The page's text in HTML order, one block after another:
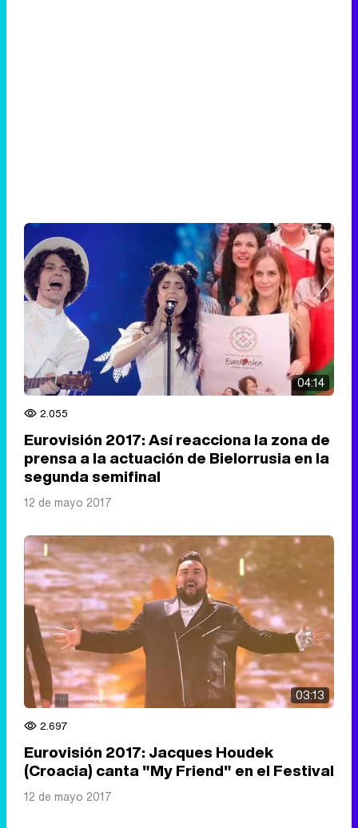
04:14
2.055
Eurovisión 2017: Así reacciona la zona de
prensa a la actuación de Bielorrusia en la
segunda semifinal
12 de mayo 2017
03:13
2.697
Eurovisión 2017: Jacques Houdek
(Croacia) canta "My Friend" en el Festival
12 de mayo 2017